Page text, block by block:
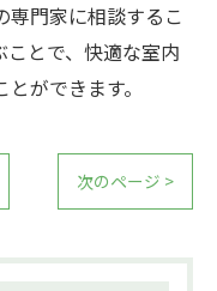
専門家に相談するこ
ことで、快適な室内
ができます。
次のページ >